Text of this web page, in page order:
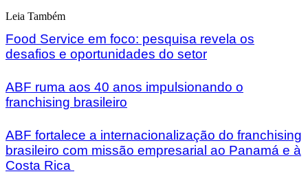
Leia Também
Food Service em foco: pesquisa revela os
desafios e oportunidades do setor
ABF ruma aos 40 anos impulsionando o
franchising brasileiro
ABF fortalece a internacionalização do franchising
brasileiro com missão empresarial ao Panamá e à
Costa Rica